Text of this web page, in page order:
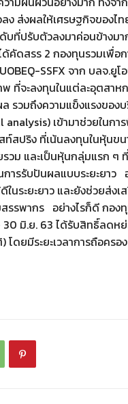
ง ส่งผลให้เศรษฐกิจของไ
ที่ปรับตัวลงมาค่อนข้างมา
ด้คัดสรร 2 กองทุนรวมเพื่
SSFX จาก บลจ.ยูโ
ที่จะลงทุนในแต่ละอุตสา
ล รวมถึงความแข็งแรงข
analysis) เข้ามาช่วยในก
สปริง ที่เน้นลงทุนในหุ้น
วม และเป็นหุ้นกลุ่มแรก ๆ
ารรับปันผลแบบระยะยาว
ะยะยาว และยังช่วยส่งเ
รพากร อย่างไรก็ดี กอง
30 มิ.ย. 63 ได้รับสิทธิ์ลด
ดยมีระยะเวลาการถือคร